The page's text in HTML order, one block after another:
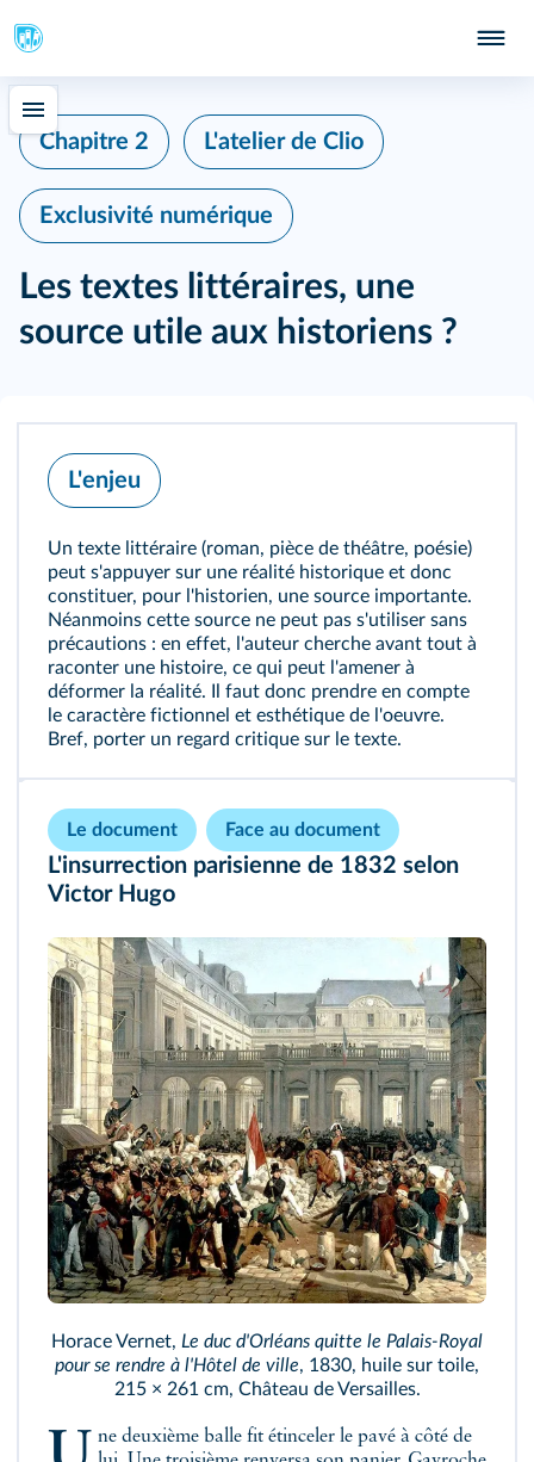
Chapitre 2 L'atelier de Clio
Exclusivité numérique
Les textes littéraires, une
source utile aux historiens ?
L'enjeu
Un texte littéraire (roman, pièce de théâtre, poésie)
peut s'appuyer sur une réalité historique et donc
constituer, pour l'historien, une source importante.
Néanmoins cette source ne peut pas s'utiliser sans
précautions : en effet, l'auteur cherche avant tout à
raconter une histoire, ce qui peut l'amener à
déformer la réalité. Il faut donc prendre en compte
le caractère fictionnel et esthétique de l'oeuvre.
Bref, porter un regard critique sur le texte.
Le document Face au document
L'insurrection parisienne de 1832 selon
Victor Hugo
Horace Vernet, Le duc d'Orléans quitte le Palais-Royal
pour se rendre à l'Hôtel de ville, 1830, huile sur toile,
215 × 261 cm, Château de Versailles.